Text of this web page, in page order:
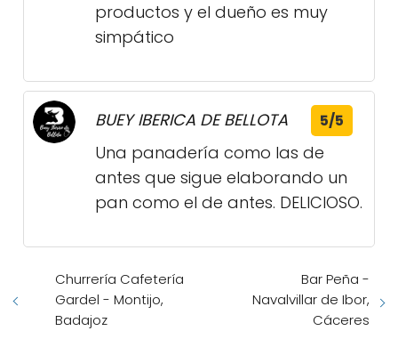
productos y el dueño es muy
simpático
BUEY IBERICA DE BELLOTA 5/5
Una panadería como las de
antes que sigue elaborando un
pan como el de antes. DELICIOSO.
Churrería Cafetería
Gardel - Montijo,
Badajoz
Bar Peña -
Navalvillar de Ibor,
Cáceres